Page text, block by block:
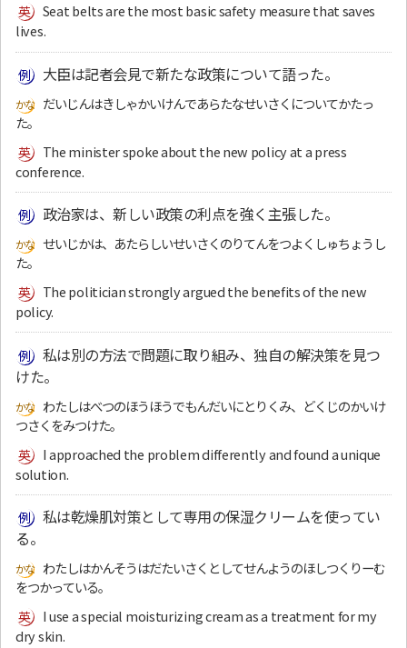
Seat belts are the most basic safety measure that saves
lives.
大臣は記者会見で新たな政策について語った。
だいじんはきしゃかいけんであらたなせいさくについてかたっ
た。
The minister spoke about the new policy at a press
conference.
政治家は、新しい政策の利点を強く主張した。
せいじかは、あたらしいせいさくのりてんをつよくしゅちょうし
た。
The politician strongly argued the benefits of the new
policy.
私は別の方法で問題に取り組み、独自の解決策を見つ
けた。
わたしはべつのほうほうでもんだいにとりくみ、どくじのかいけ
つさくをみつけた。
I approached the problem differently and found a unique
solution.
私は乾燥肌対策として専用の保湿クリームを使ってい
る。
わたしはかんそうはだたいさくとしてせんようのほしつくりーむ
をつかっている。
I use a special moisturizing cream as a treatment for my
dry skin.